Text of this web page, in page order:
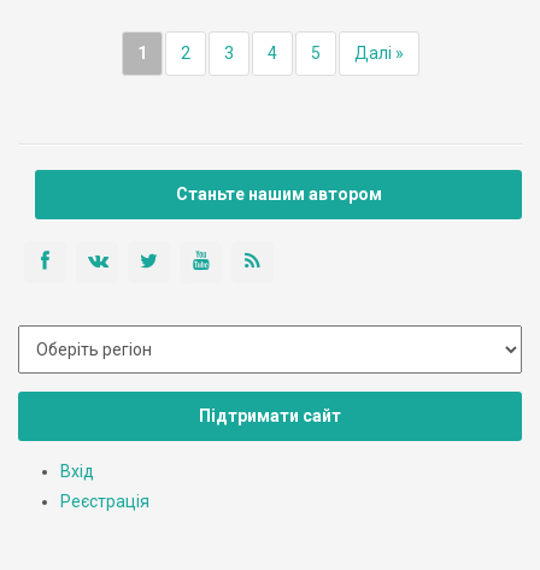
1 2 3 4 5 Далі »
Станьте нашим автором
Підтримати сайт
Вхід
Реєстрація